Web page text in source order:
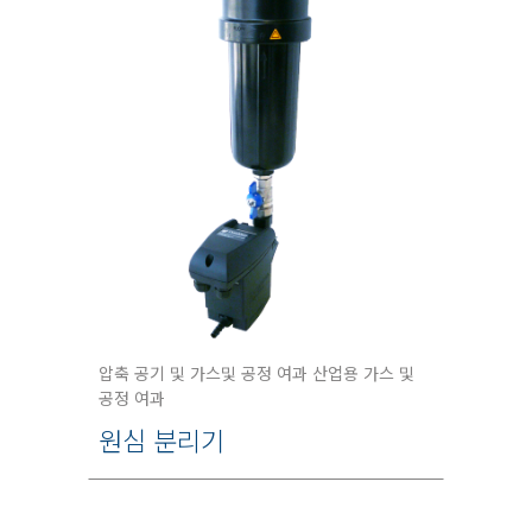
압축 공기 및 가스및 공정 여과 산업용 가스 및
공정 여과
원심 분리기